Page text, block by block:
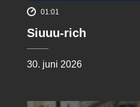
01:01
Siuuu-rich
30. juni 2026